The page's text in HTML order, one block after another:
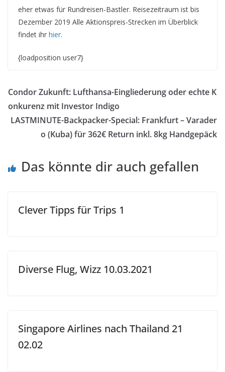
eher etwas für Rundreisen-Bastler. Reisezeitraum ist bis
Dezember 2019 Alle Aktionspreis-Strecken im Überblick
findet ihr hier.
{loadposition user7}
Condor Zukunft: Lufthansa-Eingliederung oder echte K
onkurenz mit Investor Indigo
LASTMINUTE-Backpacker-Special: Frankfurt – Varader
o (Kuba) für 362€ Return inkl. 8kg Handgepäck
Das könnte dir auch gefallen
Clever Tipps für Trips 1
Diverse Flug, Wizz 10.03.2021
Singapore Airlines nach Thailand 21
02.02